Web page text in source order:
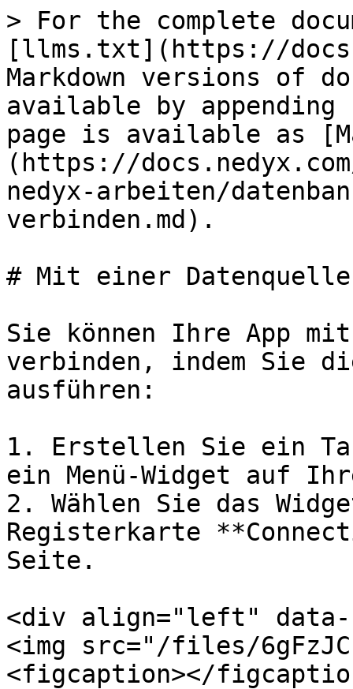
> For the complete
[llms.txt](https://
Markdown versions of
available by
page is available as
(https://
nedyx-arbeiten/
verbinden.md).
# Mit einer
Sie können Ihre App
verbinden, indem Sie
ausführen:
1. Erstellen Sie ein
ein Menü-Widget auf
2. Wählen Sie das
Registerkarte
Seite.
<div align="left"
<img src="/files/
<figcaption></